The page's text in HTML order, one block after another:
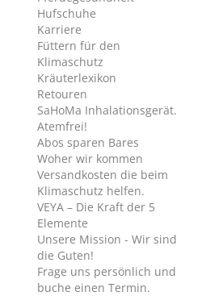
Hufschuhe
Karriere
Füttern für den
Klimaschutz
Kräuterlexikon
Retouren
SaHoMa Inhalationsgerät.
Atemfrei!
Abos sparen Bares
Woher wir kommen
Versandkosten die beim
Klimaschutz helfen.
VEYA – Die Kraft der 5
Elemente
Unsere Mission - Wir sind
die Guten!
Frage uns persönlich und
buche einen Termin.